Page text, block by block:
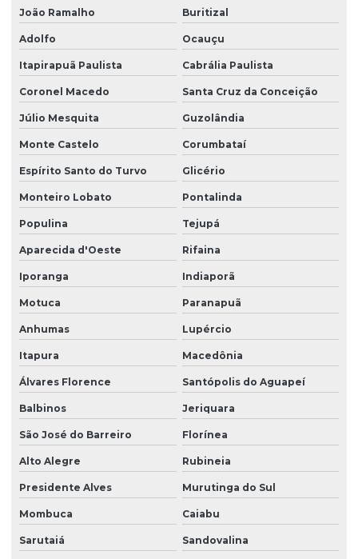
João Ramalho Buritizal
Adolfo Ocauçu
Itapirapuã Paulista Cabrália Paulista
Coronel Macedo Santa Cruz da Conceição
Júlio Mesquita Guzolândia
Monte Castelo Corumbataí
Espírito Santo do Turvo Glicério
Monteiro Lobato Pontalinda
Populina Tejupá
Aparecida d'Oeste Rifaina
Iporanga Indiaporã
Motuca Paranapuã
Anhumas Lupércio
Itapura Macedônia
Álvares Florence Santópolis do Aguapeí
Balbinos Jeriquara
São José do Barreiro Florínea
Alto Alegre Rubineia
Presidente Alves Murutinga do Sul
Mombuca Caiabu
Sarutaiá Sandovalina